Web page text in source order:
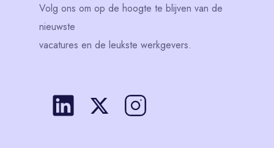
Volg ons om op de hoogte te blijven van de
nieuwste
vacatures en de leukste werkgevers.